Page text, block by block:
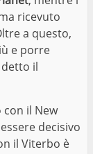
ricevuto
a questo,
e porre
il
il New
decisivo
il Viterbo è